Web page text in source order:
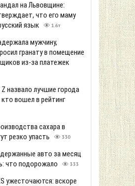
на Львовщине:
что его маму
язык
1.6т
мужчину,
гранату в помещение
из-за платежек
назвало лучшие города
вошел в рейтинг
сахара в
резко упасть
330
авто за месяц
что подорожало
333
ужесточаются: вскоре